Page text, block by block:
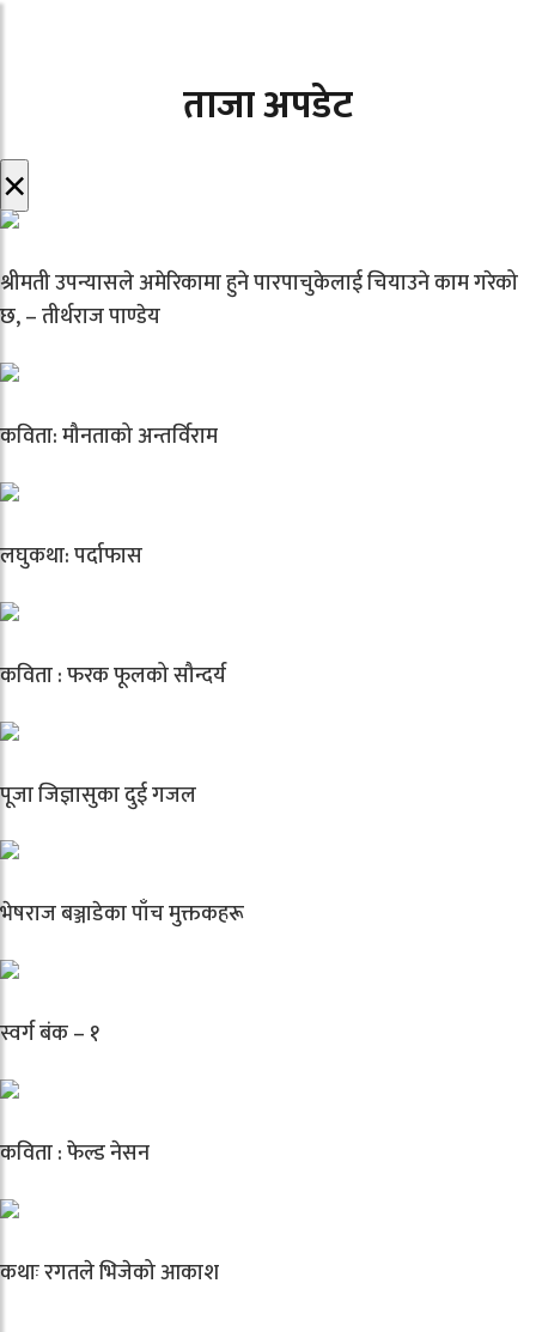
ताजा अपडेट
×
श्रीमती उपन्यासले अमेरिकामा हुने पारपाचुकेलाई चियाउने काम गरेको
छ, – तीर्थराज पाण्डेय
कविता: मौनताको अन्तर्विराम
लघुकथा: पर्दाफास
कविता : फरक फूलको सौन्दर्य
पूजा जिज्ञासुका दुई गजल
भेषराज बञ्जाडेका पाँच मुक्तकहरू
स्वर्ग बंक – १
कविता : फेल्ड नेसन
कथाः रगतले भिजेको आकाश